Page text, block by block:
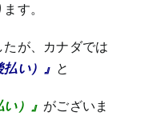
す。
が、カナダでは
い）』 と
）』 がございま